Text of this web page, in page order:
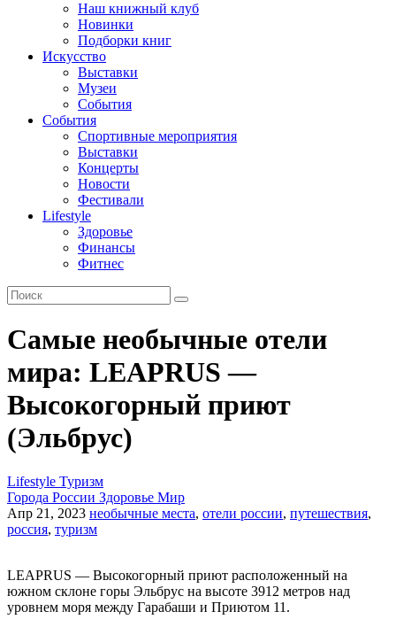
Наш книжный клуб
Новинки
Подборки книг
Искусство
Выставки
Музеи
События
События
Спортивные мероприятия
Выставки
Концерты
Новости
Фестивали
Lifestyle
Здоровье
Финансы
Фитнес
Самые необычные отели
мира: LEAPRUS —
Высокогорный приют
(Эльбрус)
Lifestyle Туризм
Города России Здоровье Мир
Апр 21, 2023 необычные места, отели россии, путешествия,
россия, туризм
LEAPRUS — Высокогорный приют расположенный на
южном склоне горы Эльбрус на высоте 3912 метров над
уровнем моря между Гарабаши и Приютом 11.